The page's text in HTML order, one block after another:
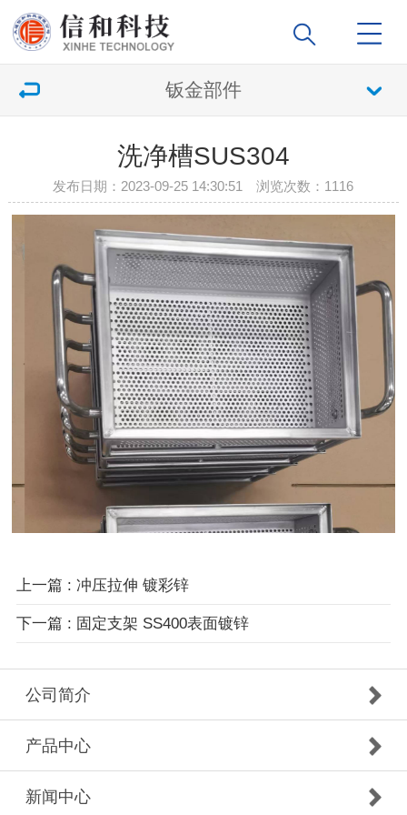
钣金部件
洗净槽SUS304
发布日期：2023-09-25 14:30:51 浏览次数： 1116
上一篇 : 冲压拉伸 镀彩锌
下一篇 : 固定支架 SS400表面镀锌
公司简介
产品中心
新闻中心